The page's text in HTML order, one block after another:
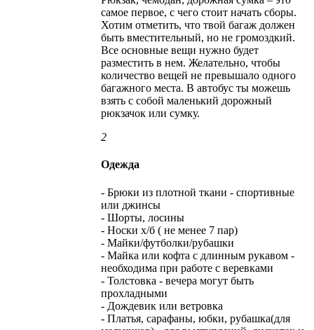
самое первое, с чего стоит начать сборы.
Хотим отметить, что твой багаж должен
быть вместительный, но не громоздкий.
Все основные вещи нужно будет
разместить в нем. Желательно, чтобы
количество вещей не превышало одного
багажного места. В автобус ты можешь
взять с собой маленький дорожный
рюкзачок или сумку.
2
Одежда
- Брюки из плотной ткани - спортивные
или джинсы
- Шорты, лосины
- Носки х/б ( не менее 7 пар)
- Майки/футболки/рубашки
- Майка или кофта с длинным рукавом -
необходима при работе с веревками
- Толстовка - вечера могут быть
прохладными
- Дождевик или ветровка
- Платья, сарафаны, юбки, рубашка(для